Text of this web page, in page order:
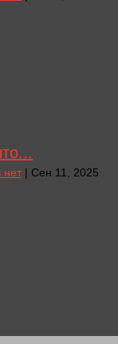
нет| Сен 11, 2025